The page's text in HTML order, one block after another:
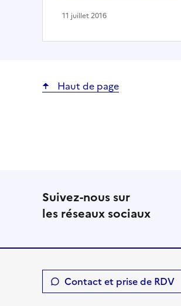
11 juillet 2016
Haut de page
Suivez-nous sur
les réseaux sociaux
Contact et prise de RDV